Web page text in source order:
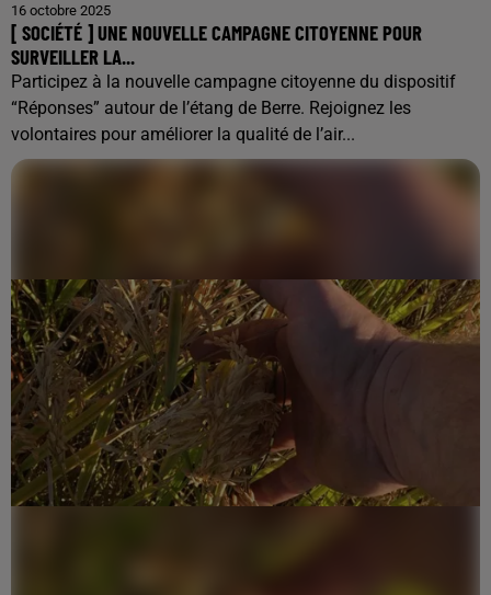
16 octobre 2025
[ SOCIÉTÉ ] UNE NOUVELLE CAMPAGNE CITOYENNE POUR
SURVEILLER LA...
Participez à la nouvelle campagne citoyenne du dispositif
“Réponses” autour de l’étang de Berre. Rejoignez les
volontaires pour améliorer la qualité de l’air...